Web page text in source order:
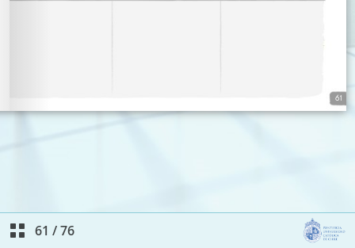
61 /76